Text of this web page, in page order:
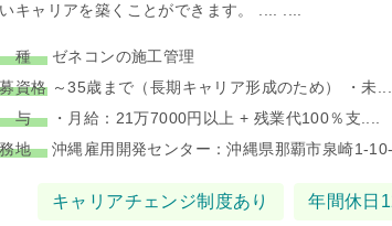
キャリアを築くことができます。 .... ....
種ゼネコンの施工管理
資格～35歳まで（長期キャリア形成のため） ・未....
与・月給：21万7000円以上 + 残業代100％支....
務地沖縄雇用開発センター：沖縄県那覇市泉崎1-10-
キャリアチェンジ制度あり 年間休日